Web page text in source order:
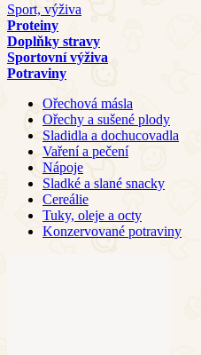
Sport, výživa
Proteiny
Doplňky stravy
Sportovní výživa
Potraviny
Ořechová másla
Ořechy a sušené plody
Sladidla a dochucovadla
Vaření a pečení
Nápoje
Sladké a slané snacky
Cereálie
Tuky, oleje a octy
Konzervované potraviny